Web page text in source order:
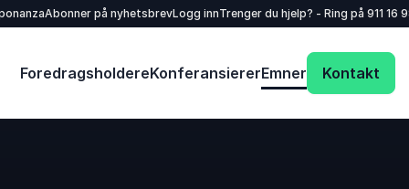
Abonner på nyhetsbrevLogg innTrenger du hjelp? - Ring på 911 16
ForedragsholdereKonferansiererEmner Kontakt